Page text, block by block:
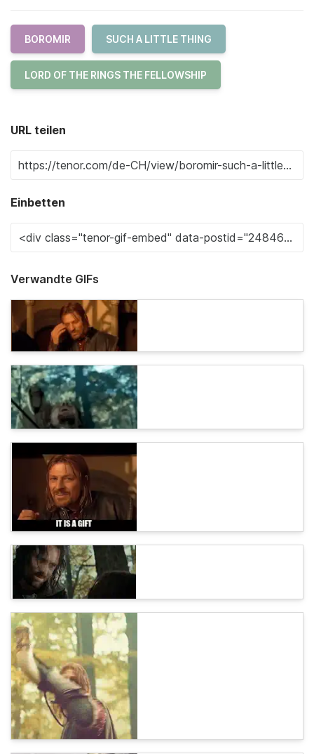
BOROMIR SUCH A LITTLE THING
LORD OF THE RINGS THE FELLOWSHIP
URL teilen
Einbetten
Verwandte GIFs